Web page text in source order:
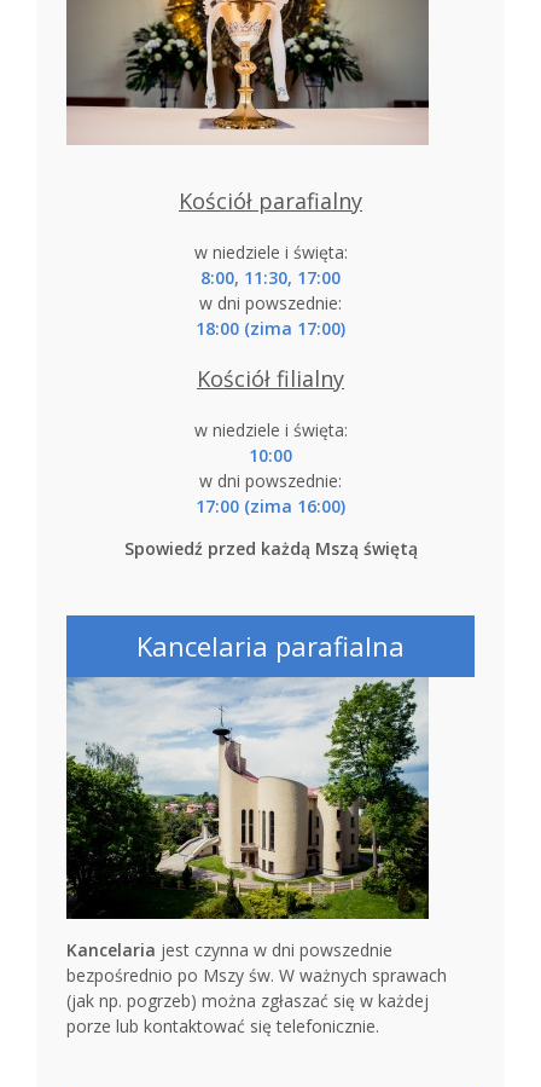
Kościół parafialny
w niedziele i święta:
8:00, 11:30, 17:00
w dni powszednie:
18:00 (zima 17:00)
Kościół filialny
w niedziele i święta:
10:00
w dni powszednie:
17:00 (zima 16:00)
Spowiedź przed każdą Mszą świętą
Kancelaria parafialna
Kancelaria jest czynna w dni powszednie
bezpośrednio po Mszy św. W ważnych sprawach
(jak np. pogrzeb) można zgłaszać się w każdej
porze lub kontaktować się telefonicznie.